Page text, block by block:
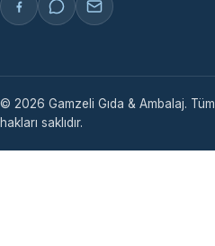
© 2026 Gamzeli Gıda & Ambalaj. Tüm
hakları saklıdır.